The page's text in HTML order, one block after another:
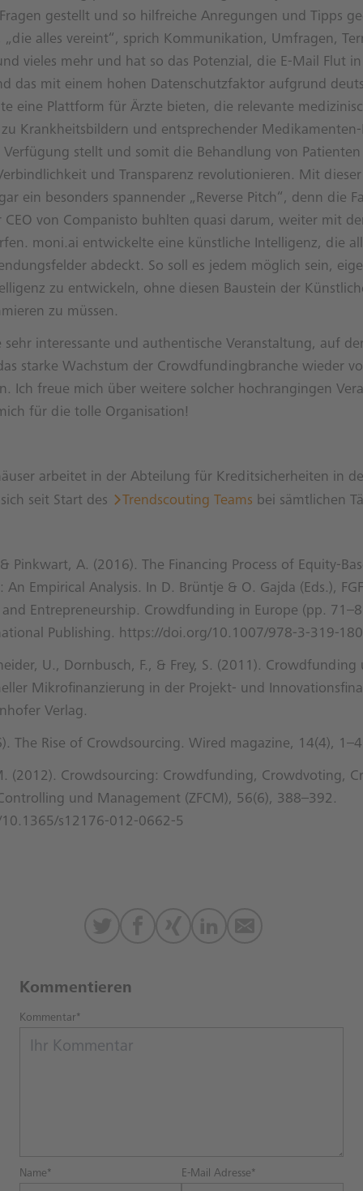
gestellt und so hilfreiche Anregungen und Tipps
alles vereint“, sprich Kommunikation, Umfragen,
vieles mehr und hat so das Potenzial, die E-Mail Flut
das mit einem hohen Datenschutzfaktor aufgrund
eine Plattform für Ärzte bieten, die relevante
Krankheitsbildern und entsprechender Medikamenten-
stellt und somit die Behandlung von
und Transparenz revolutionieren. Mit
ein besonders spannender „Reverse Pitch“, denn die
CEO von Companisto buhlten quasi darum, weiter mit
moni.ai entwickelte eine künstliche Intelligenz, die
abdeckt. So soll es jedem möglich sein,
zu entwickeln, ohne diesen Baustein der
zu müssen.
sehr interessante und authentische Veranstaltung, auf
starke Wachstum der Crowdfundingbranche wieder
Ich freue mich über weitere solcher hochrangingen
für die tolle Organisation!
arbeitet in der Abteilung für Kreditsicherheiten in
seit Start des
Trendscouting Teams bei sämtlichen
Pinkwart, A. (2016). The Financing Process of Equity-
Empirical Analysis. In D. Brüntje & O. Gajda (Eds.),
and Entrepreneurship. Crowdfunding in Europe (pp.
Publishing. https://doi.org/10.1007/978-3-319-
U., Dornbusch, F., & Frey, S. (2011). Crowdfunding
Mikrofinanzierung in der Projekt- und
Verlag.
The Rise of Crowdsourcing. Wired magazine, 14(4),
(2012). Crowdsourcing: Crowdfunding, Crowdvoting,
und Management (ZFCM), 56(6), 388–392.
s12176-012-0662-5
Kommentieren
Kommentar*
Name* E-Mail Adresse*